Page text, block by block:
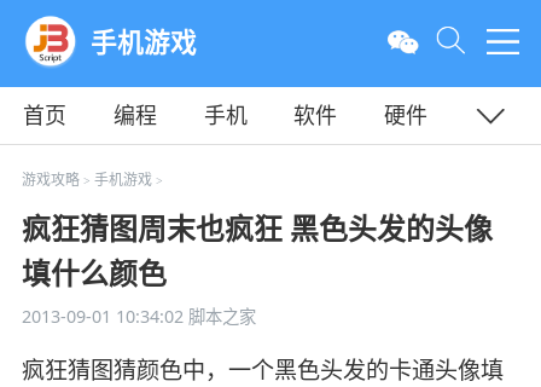
手机游戏
首页 编程 手机 软件
硬件
教程
平面
游戏攻略> 手机游戏>
疯狂猜图周末也疯狂 黑色头发的头像
填什么颜色
2013-09-01 10:34:02脚本之家
疯狂猜图猜颜色中，一个黑色头发的卡通头像填